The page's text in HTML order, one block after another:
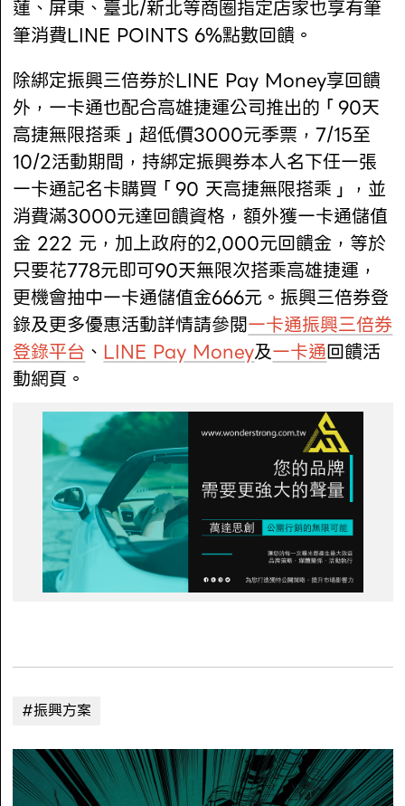
蓮、屏東、臺北/新北等商圈指定店家也享有筆
筆消費LINE POINTS 6%點數回饋。
除綁定振興三倍券於LINE Pay Money享回饋
外，一卡通也配合高雄捷運公司推出的「90天
高捷無限搭乘」超低價3000元季票，7/15至
10/2活動期間，持綁定振興券本人名下任一張
一卡通記名卡購買「90 天高捷無限搭乘」，並
消費滿3000元達回饋資格，額外獲一卡通儲值
金 222 元，加上政府的2,000元回饋金，等於
只要花778元即可90天無限次搭乘高雄捷運，
更機會抽中一卡通儲值金666元。振興三倍券登
錄及更多優惠活動詳情請參閱一卡通振興三倍券
登錄平台 、 LINE Pay Money及一卡通回饋活
動網頁。
#振興方案